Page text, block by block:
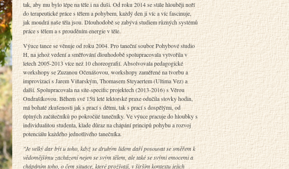
tak, aby mu bylo lépe na těle i na duši. Od roku 2014 se stále hlouběji noří
do terapeutické práce s tělem a pohybem, každý den ji víc a víc fascinuje,
jak moudrá naše těla jsou. Dlouhodobě se zabývá studiem různých systémů
práce s tělem a s prouděním energie v těle.
Výuce tance se věnuje od roku 2004. Pro taneční soubor Pohybové studio
H, na jehož vedení a směřování dlouhodobě spolupracovala vytvořila v
letech 2005-2013 více než 10 choreografií. Absolvovala pedagogické
workshopy se Zuzanou Očenášovou, workshopy zaměřené na tvorbu a
improvizaci s Jarem Viňarským, Thomasem Steyaertem (Ultima Vez) a
další. Spolupracovala na site-specific projektech (2013-2016) s Věrou
Ondrašíkovou. Během své 15ti leté lektorské praxe odučila stovky hodin,
má bohaté zkušenosti jak s prací s dětmi, tak s prací s dospělými, od
úplných začátečníků po pokročilé tanečníky. Ve výuce pracuje do hloubky s
individualitou studenta, klade důraz na chápání principů pohybu a rozvoj
potenciálu každého jednotlivého tanečníka.
"Je velký dar být u toho, když se druhým lidem daří posouvat se směřem k
vědomějšímu zacházení nejen se svým tělem, ale také se svými emocemi a
chápáním toho, o čem situace, které prožívají, v širším kontextu jejich